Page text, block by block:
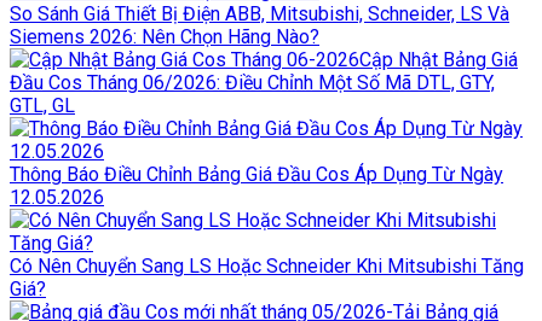
So Sánh Giá Thiết Bị Điện ABB, Mitsubishi, Schneider, LS Và
Siemens 2026: Nên Chọn Hãng Nào?
Cập Nhật Bảng Giá
Đầu Cos Tháng 06/2026: Điều Chỉnh Một Số Mã DTL, GTY,
GTL, GL
Thông Báo Điều Chỉnh Bảng Giá Đầu Cos Áp Dụng Từ Ngày
12.05.2026
Có Nên Chuyển Sang LS Hoặc Schneider Khi Mitsubishi Tăng
Giá?